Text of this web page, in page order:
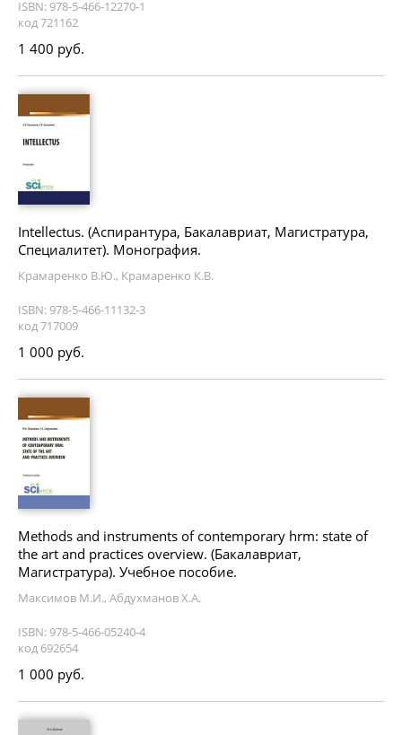
ISBN: 978-5-466-12270-1
код 721162
1 400 руб.
Intellectus. (Аспирантура, Бакалавриат, Магистратура,
Специалитет). Монография.
Крамаренко В.Ю., Крамаренко К.В.
ISBN: 978-5-466-11132-3
код 717009
1 000 руб.
Methods and instruments of contemporary hrm: state of
the art and practices overview. (Бакалавриат,
Магистратура). Учебное пособие.
Максимов М.И., Абдухманов Х.А.
ISBN: 978-5-466-05240-4
код 692654
1 000 руб.